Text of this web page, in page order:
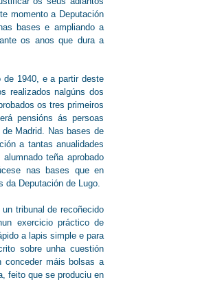
momento a Deputación
bases e ampliando a
os anos que dura a
de 1940, e a partir deste
realizados nalgúns dos
os tres primeiros
pensións ás persoas
Madrid. Nas bases de
a tantas anualidades
teña aprobado
nas bases que en
da Deputación de Lugo.
tribunal de recoñecido
exercicio práctico de
a lapis simple e para
sobre unha cuestión
conceder máis bolsas a
feito que se produciu en